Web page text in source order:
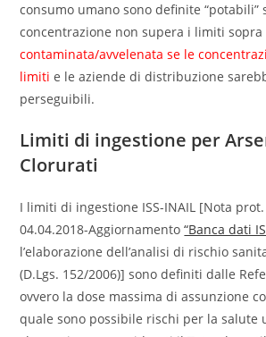
consumo umano sono definite “potabili”
concentrazione non supera i limiti sopra
contaminata/avvelenata se le
limiti e le aziende di distribuzione
perseguibili.
Limiti di ingestione per
Clorurati
I limiti di ingestione ISS-INAIL [Nota
04.04.2018-Aggiornamento“Banca dati
l’elaborazione dell’analisi di rischio
(D.Lgs. 152/2006)] sono definiti dalle
ovvero la dose massima di assunzione
quale sono possibile rischi per la salute